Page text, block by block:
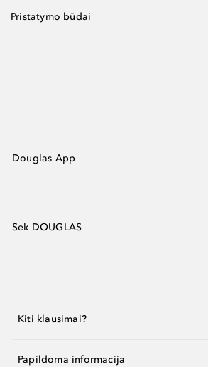
Pristatymo būdai
Douglas App
Sek DOUGLAS
Kiti klausimai?
Papildoma informacija